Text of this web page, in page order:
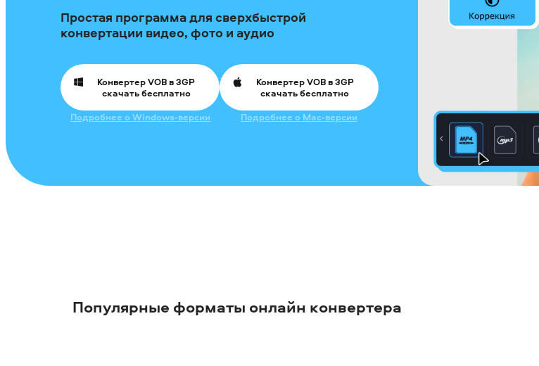
Простая программа для сверхбыстрой
конвертации видео, фото и аудио
Конвертер VOB в 3GP
скачать бесплатно
Подробнее о Windows-версии
Конвертер VOB в 3GP
скачать бесплатно
Подробнее о Mac-версии
Популярные форматы онлайн конвертера